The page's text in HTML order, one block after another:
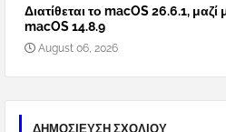
Διατίθεται το macOS 26.6.1, μαζί
macOS 14.8.9
August 06, 2026
ΔΗΜΟΣΊΕΥΣΗ ΣΧΟΛΊΟΥ